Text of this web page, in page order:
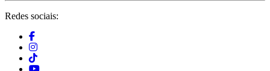
Redes sociais: